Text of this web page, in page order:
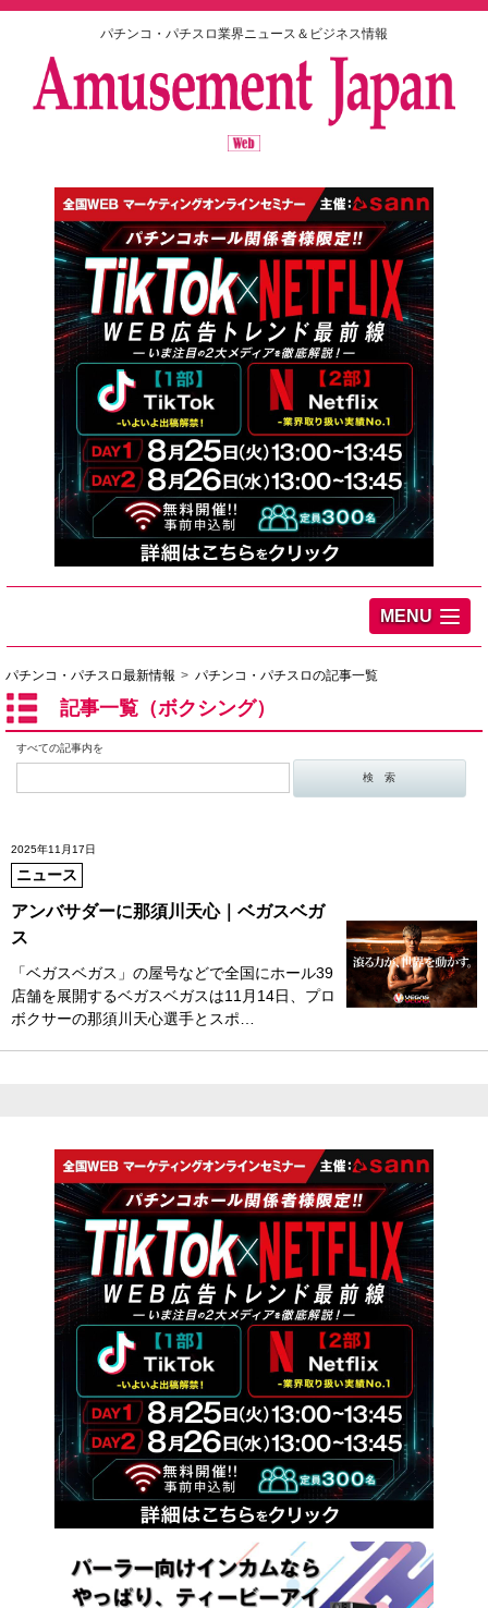
パチンコ・パチスロ業界ニュース＆ビジネス情報
MENU
パチンコ・パチスロ最新情報 パチンコ・パチスロの記事一覧
記事一覧（ボクシング）
すべての記事内を
2025年11月17日
ニュース
アンバサダーに那須川天心｜ベガスベガ
ス
「ベガスベガス」の屋号などで全国にホール39
店舗を展開するベガスベガスは11月14日、プロ
ボクサーの那須川天心選手とスポ…